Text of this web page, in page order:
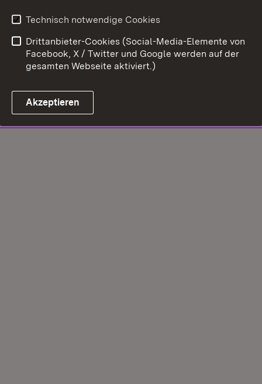
Technisch notwendige Cookies
Drittanbieter-Cookies (Social-Media-Elemente von
Facebook, X / Twitter und Google werden auf der
gesamten Webseite aktiviert.)
Akzeptieren